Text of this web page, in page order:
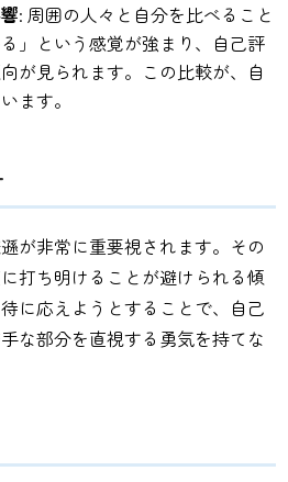
: 周囲の人々と自分を比べること
」という感覚が強まり、自己評
が見られます。この比較が、自
ます。
が非常に重要視されます。その
打ち明けることが避けられる傾
に応えようとすることで、自己
な部分を直視する勇気を持てな